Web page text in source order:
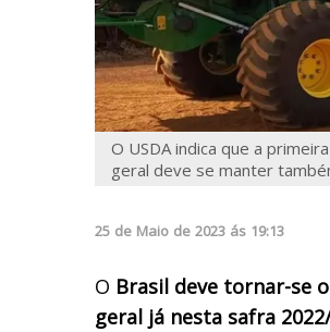
O USDA indica que a
geral deve se manter
25 de Maio de 2023 ás 19:13
O Brasil deve tornar-se
geral já nesta safra